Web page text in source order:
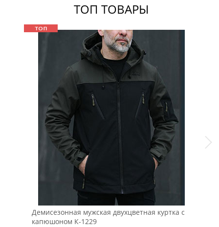
ТОП ТОВАРЫ
Демисезонная мужская двухцветная куртка с
капюшоном К-1229